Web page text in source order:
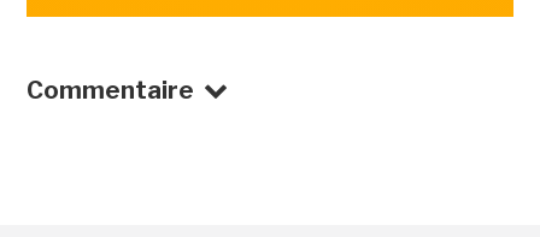
Commentaire